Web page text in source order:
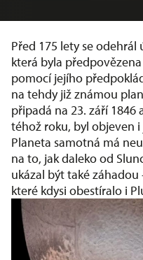
Před 175 lety se
která byla
pomocí jejího
na tehdy již známou
připadá na 23. září
téhož roku, byl objeven
Planeta samotná má
na to, jak daleko od
ukázal být také
které kdysi obestíralo i